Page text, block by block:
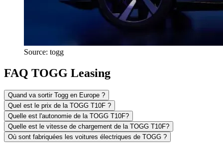
Source: togg
FAQ TOGG Leasing
Quand va sortir Togg en Europe ?
Quel est le prix de la TOGG T10F ?
Quelle est l'autonomie de la TOGG T10F?
Quelle est le vitesse de chargement de la TOGG T10F?
Où sont fabriquées les voitures électriques de TOGG ?